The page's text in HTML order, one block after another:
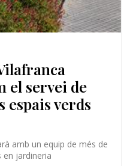
el servei de
espais verds
amb un equip de més de
en jardineria